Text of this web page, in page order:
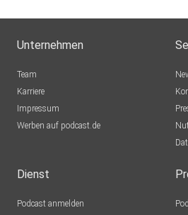
Unternehmen
Team
Karriere
Impressum
Werben auf podcast.de
Dienst
Podcast anmelden